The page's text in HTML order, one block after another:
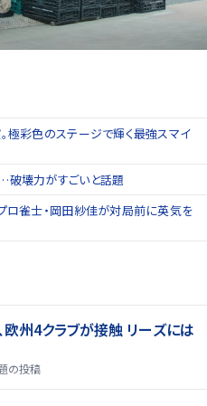
極彩色のステージで輝く最強スマイ
破壊力がすごいと話題
プロ雀士・岡田紗佳が対局前に英気を
州4クラブが接触 リーズには
の投稿